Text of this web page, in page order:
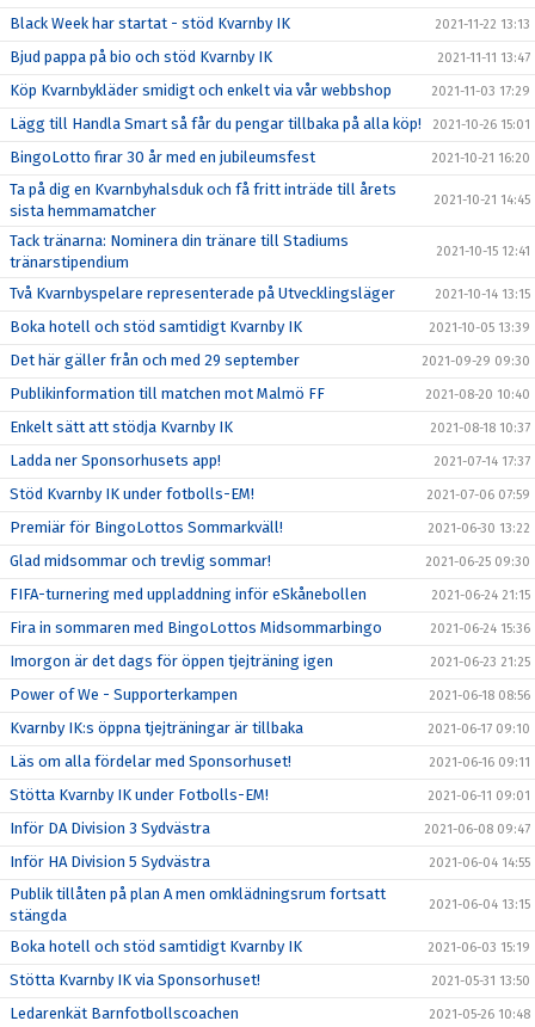
Black Week har startat - stöd Kvarnby IK 2021-11-22 13:13
Bjud pappa på bio och stöd Kvarnby IK 2021-11-11 13:47
Köp Kvarnbykläder smidigt och enkelt via vår webbshop 2021-11-03 17:29
Lägg till Handla Smart så får du pengar tillbaka på alla köp! 2021-10-26 15:01
BingoLotto firar 30 år med en jubileumsfest 2021-10-21 16:20
Ta på dig en Kvarnbyhalsduk och få fritt inträde till årets
sista hemmamatcher
2021-10-21 14:45
Tack tränarna: Nominera din tränare till Stadiums
tränarstipendium
2021-10-15 12:41
Två Kvarnbyspelare representerade på Utvecklingsläger 2021-10-14 13:15
Boka hotell och stöd samtidigt Kvarnby IK 2021-10-05 13:39
Det här gäller från och med 29 september 2021-09-29 09:30
Publikinformation till matchen mot Malmö FF 2021-08-20 10:40
Enkelt sätt att stödja Kvarnby IK 2021-08-18 10:37
Ladda ner Sponsorhusets app! 2021-07-14 17:37
Stöd Kvarnby IK under fotbolls-EM! 2021-07-06 07:59
Premiär för BingoLottos Sommarkväll! 2021-06-30 13:22
Glad midsommar och trevlig sommar! 2021-06-25 09:30
FIFA-turnering med uppladdning inför eSkånebollen 2021-06-24 21:15
Fira in sommaren med BingoLottos Midsommarbingo 2021-06-24 15:36
Imorgon är det dags för öppen tjejträning igen 2021-06-23 21:25
Power of We - Supporterkampen 2021-06-18 08:56
Kvarnby IK:s öppna tjejträningar är tillbaka 2021-06-17 09:10
Läs om alla fördelar med Sponsorhuset! 2021-06-16 09:11
Stötta Kvarnby IK under Fotbolls-EM! 2021-06-11 09:01
Inför DA Division 3 Sydvästra 2021-06-08 09:47
Inför HA Division 5 Sydvästra 2021-06-04 14:55
Publik tillåten på plan A men omklädningsrum fortsatt
stängda
2021-06-04 13:15
Boka hotell och stöd samtidigt Kvarnby IK 2021-06-03 15:19
Stötta Kvarnby IK via Sponsorhuset! 2021-05-31 13:50
Ledarenkät Barnfotbollscoachen 2021-05-26 10:48